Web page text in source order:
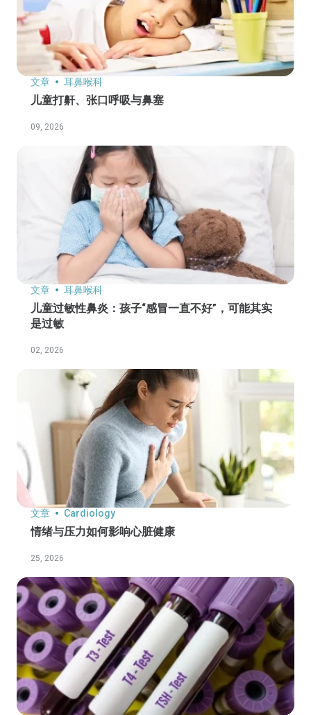
文章 耳鼻喉科
儿童打鼾、张口呼吸与鼻塞
09, 2026
文章 耳鼻喉科
儿童过敏性鼻炎：孩子“感冒一直不好”，可能其实
是过敏
02, 2026
文章 Cardiology
情绪与压力如何影响心脏健康
25, 2026